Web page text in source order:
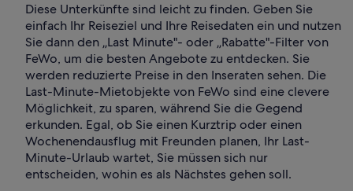
Diese Unterkünfte sind leicht zu finden. Geben Sie
einfach Ihr Reiseziel und Ihre Reisedaten ein und nutzen
Sie dann den „Last Minute"- oder „Rabatte"-Filter von
FeWo, um die besten Angebote zu entdecken. Sie
werden reduzierte Preise in den Inseraten sehen. Die
Last-Minute-Mietobjekte von FeWo sind eine clevere
Möglichkeit, zu sparen, während Sie die Gegend
erkunden. Egal, ob Sie einen Kurztrip oder einen
Wochenendausflug mit Freunden planen, Ihr Last-
Minute-Urlaub wartet, Sie müssen sich nur
entscheiden, wohin es als Nächstes gehen soll.